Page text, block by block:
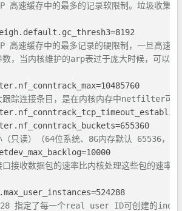
高速缓存中的最多的记录软限制。垃圾收集
高速缓存中的最多记录的硬限制，一旦高速
，当内核维护的arp表过于庞大时候，可以考
踪连接条目，是在内核内存中netfilter可以
只读）（64位系统、8G内存默认 65536，
接收数据包的速率比内核处理这些包的速率
指定了每一个real user ID可创建的